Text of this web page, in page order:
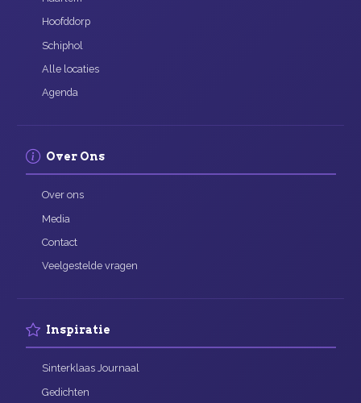
Hoofddorp
Schiphol
Alle locaties
Agenda
Over Ons
Over ons
Media
Contact
Veelgestelde vragen
Inspiratie
Sinterklaas Journaal
Gedichten